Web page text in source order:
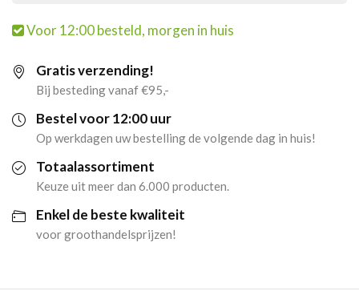
Set
Geschenkset
cl)
Voor 12:00 besteld, morgen in huis
Gratis verzending!
Bij besteding vanaf €95,-
Bestel voor 12:00 uur
Op werkdagen uw bestelling de volgende dag in huis!
Totaalassortiment
Keuze uit meer dan 6.000 producten.
Enkel de beste kwaliteit
voor groothandelsprijzen!